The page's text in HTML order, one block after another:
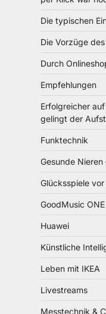
Die typischen
Die Vorzüge
Durch
Empfehlungen
Erfolgreicher
gelingt der
Funktechnik
Gesunde
Glücksspiele
GoodMusic ONE
Huawei
Künstliche
Leben mit IKEA
Livestreams
Messtechnik &